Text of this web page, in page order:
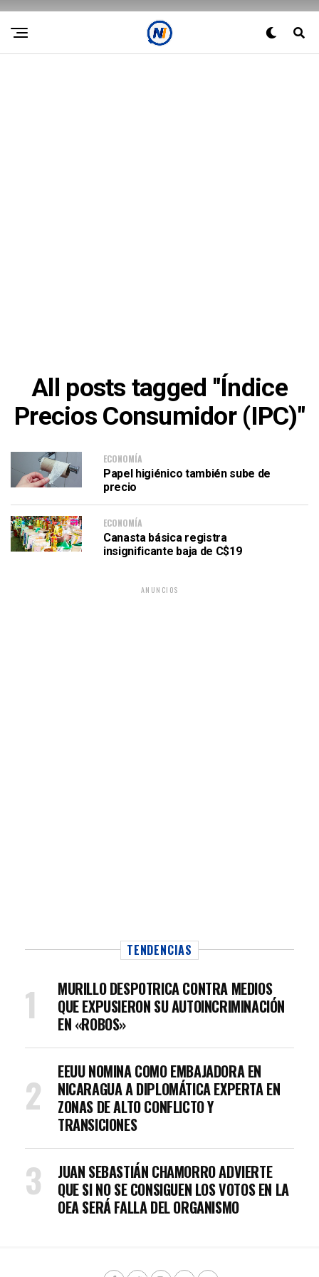
All posts tagged "Índice
Precios Consumidor (IPC)"
ECONOMÍA
Papel higiénico también sube de
precio
ECONOMÍA
Canasta básica registra
insignificante baja de C$19
ANUNCIOS
TENDENCIAS
MURILLO DESPOTRICA CONTRA MEDIOS
QUE EXPUSIERON SU AUTOINCRIMINACIÓN
EN «ROBOS»
EEUU NOMINA COMO EMBAJADORA EN
NICARAGUA A DIPLOMÁTICA EXPERTA EN
ZONAS DE ALTO CONFLICTO Y
TRANSICIONES
JUAN SEBASTIÁN CHAMORRO ADVIERTE
QUE SI NO SE CONSIGUEN LOS VOTOS EN LA
OEA SERÁ FALLA DEL ORGANISMO